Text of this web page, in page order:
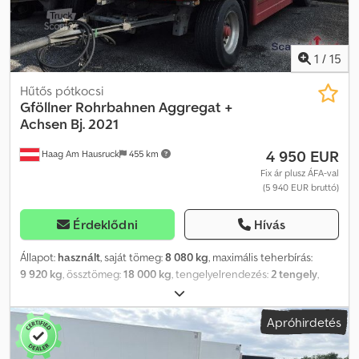
egy kellemes kempingezésre. Dodpszqgdzofx Aifskr Érdeklődés
vagy kérdés esetén örömmel várom az üzenetét. Megtekintés
előzetes egyeztetés alapján bármikor lehetséges.
1 / 15
Haag Am Hausruck 455 km
Hűtős pótkocsi
Gföllner Rohrbahnen Aggregat +
Achsen Bj. 2021
4 950 EUR
Fix ár plusz ÁFA-val
(5 940 EUR bruttó)
Érdeklődni Hívás
Állapot: használt, saját tömeg:8 080 kg, maximális teherbírás:
9 920 kg, össztömeg:18 000 kg, tengelyelrendezés:2 tengely,
01/2000
fehér, futásteljesítmény:100 km, hajtástípus:mechanikai,
Felszereltség:ABS, Saját tömeg: 8080 kg, megengedett
össztömeg: 18000 kg, elektronikus fékrendszer (EBS), Gföllner
Apróhirdetés